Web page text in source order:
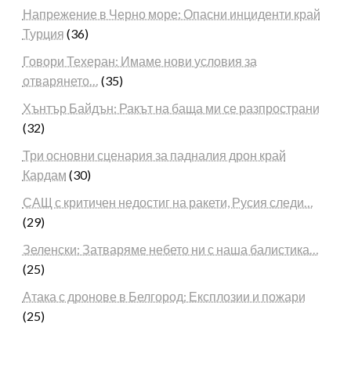
Напрежение в Черно море: Опасни инциденти край
Турция (36)
Говори Техеран: Имаме нови условия за
отварянето… (35)
Хънтър Байдън: Ракът на баща ми се разпространи
(32)
Три основни сценария за падналия дрон край
Кардам (30)
САЩ с критичен недостиг на ракети, Русия следи…
(29)
Зеленски: Затваряме небето ни с наша балистика…
(25)
Атака с дронове в Белгород: Експлозии и пожари
(25)